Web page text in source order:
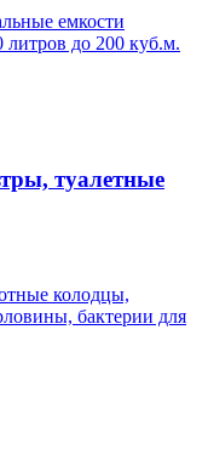
емкости
литров до 200 куб.м.
туалетные
колодцы,
бактерии для